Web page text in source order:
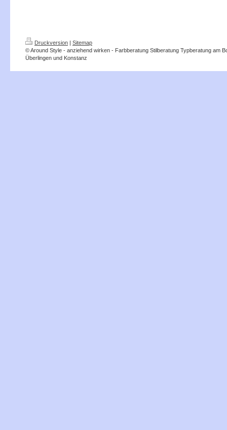
Druckversion | Sitemap
© Around Style - anziehend wirken - Farbberatung Stilberatung Typberatung am
Überlingen und Konstanz